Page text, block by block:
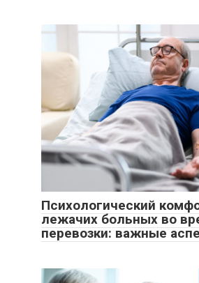
Психологический
лежачих больных во
перевозки: важные